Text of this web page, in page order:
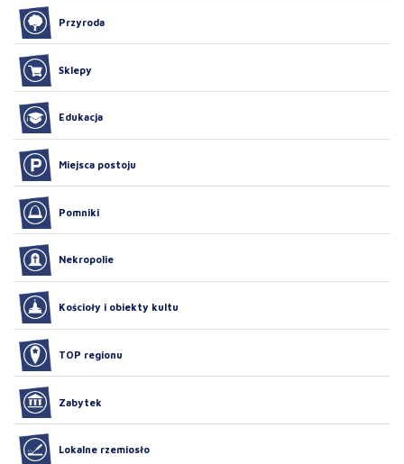
Przyroda
Sklepy
Edukacja
Miejsca postoju
Pomniki
Nekropolie
Kościoły i obiekty kultu
TOP regionu
Zabytek
Lokalne rzemiosło